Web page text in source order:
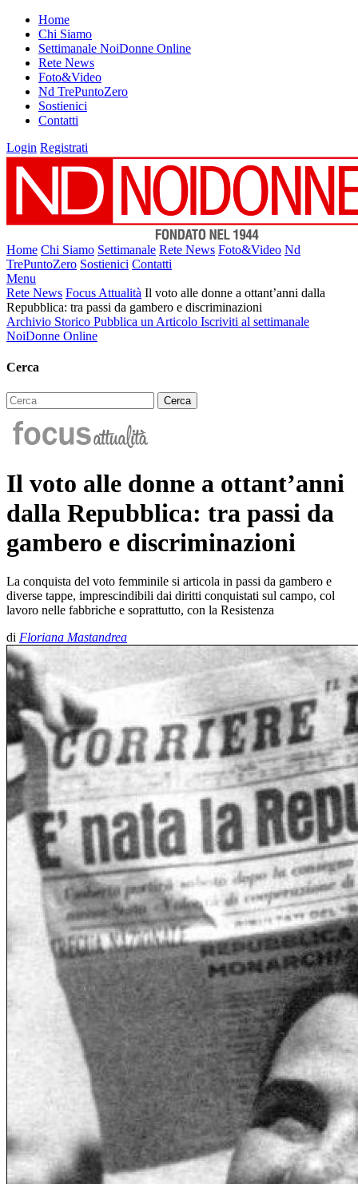
Home
Chi Siamo
Settimanale NoiDonne Online
Rete News
Foto&Video
Nd TrePuntoZero
Sostienici
Contatti
Login Registrati
Home Chi Siamo Settimanale Rete News Foto&Video Nd
TrePuntoZero Sostienici Contatti
Menu
Rete News Focus Attualità Il voto alle donne a ottant’anni dalla
Repubblica: tra passi da gambero e discriminazioni
Archivio Storico Pubblica un Articolo Iscriviti al settimanale
NoiDonne Online
Cerca
Il voto alle donne a ottant’anni
dalla Repubblica: tra passi da
gambero e discriminazioni
La conquista del voto femminile si articola in passi da gambero e
diverse tappe, imprescindibili dai diritti conquistati sul campo, col
lavoro nelle fabbriche e soprattutto, con la Resistenza
di Floriana Mastandrea